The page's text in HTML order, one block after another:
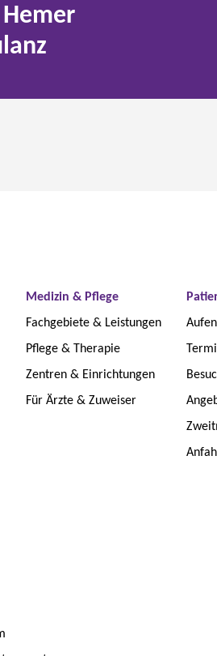
Medizin & Pflege
Fachgebiete & Leistungen
Pflege & Therapie
Zentren & Einrichtungen
Für Ärzte & Zuweiser